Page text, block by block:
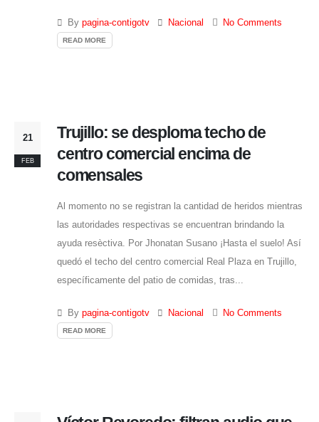
By pagina-contigotv Nacional No Comments
READ MORE
21
FEB
Trujillo: se desploma techo de
centro comercial encima de
comensales
Al momento no se registran la cantidad de heridos mientras
las autoridades respectivas se encuentran brindando la
ayuda resèctiva. Por Jhonatan Susano ¡Hasta el suelo! Así
quedó el techo del centro comercial Real Plaza en Trujillo,
específicamente del patio de comidas, tras...
By pagina-contigotv Nacional No Comments
READ MORE